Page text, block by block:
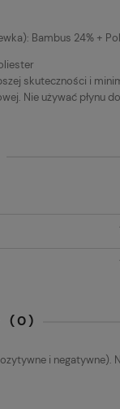
Bambus 24% +
skuteczności i
Nie używać płynu
CENA NIE
(0)
i negatywne).